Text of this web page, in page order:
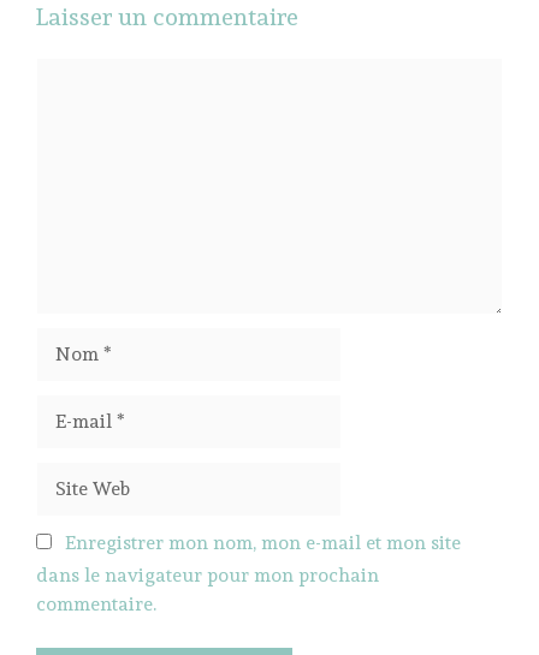
Laisser un commentaire
mail
Web
Enregistrer mon nom, mon e-mail et mon site
dans le navigateur pour mon prochain
commentaire.